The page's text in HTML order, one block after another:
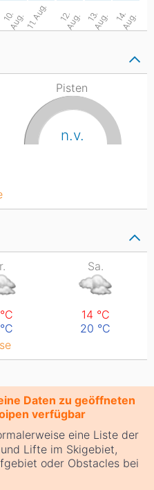
10
.
A
u
g. 11. Aug. 12
.
A
u
g. 13
.
A
u
g. 14
.
A
u
g.
Pisten
n.v.
°C
°C
Sa.
14 °C
20 °C
Daten zu geöffneten
verfügbar
eine Liste der
Lifte im Skigebiet,
oder Obstacles bei